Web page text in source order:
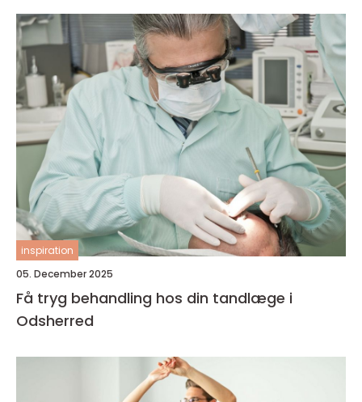
inspiration
05. December 2025
Få tryg behandling hos din tandlæge i
Odsherred